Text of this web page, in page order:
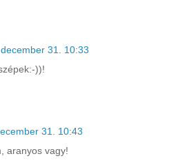
31. 10:33
))!
31. 10:43
aranyos vagy!